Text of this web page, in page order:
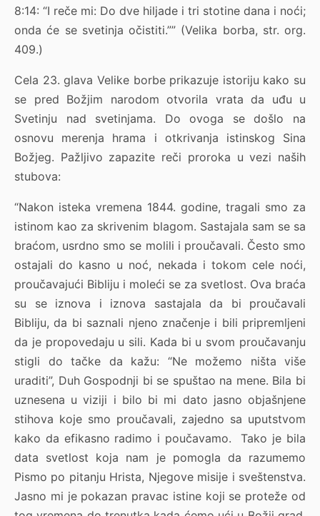
8:14: “I reče mi: Do dve hiljade i tri stotine dana i noći;
onda će se svetinja očistiti.”” (Velika borba, str. org.
409.)
Cela 23. glava Velike borbe prikazuje istoriju kako su
se pred Božjim narodom otvorila vrata da uđu u
Svetinju nad svetinjama. Do ovoga se došlo na
osnovu merenja hrama i otkrivanja istinskog Sina
Božjeg. Pažljivo zapazite reči proroka u vezi naših
stubova:
“Nakon isteka vremena 1844. godine, tragali smo za
istinom kao za skrivenim blagom. Sastajala sam se sa
braćom, usrdno smo se molili i proučavali. Često smo
ostajali do kasno u noć, nekada i tokom cele noći,
proučavajući Bibliju i moleći se za svetlost. Ova braća
su se iznova i iznova sastajala da bi proučavali
Bibliju, da bi saznali njeno značenje i bili pripremljeni
da je propovedaju u sili. Kada bi u svom proučavanju
stigli do tačke da kažu: “Ne možemo ništa više
uraditi”, Duh Gospodnji bi se spuštao na mene. Bila bi
uznesena u viziji i bilo bi mi dato jasno objašnjene
stihova koje smo proučavali, zajedno sa uputstvom
kako da efikasno radimo i poučavamo. Tako je bila
data svetlost koja nam je pomogla da razumemo
Pismo po pitanju Hrista, Njegove misije i sveštenstva.
Jasno mi je pokazan pravac istine koji se proteže od